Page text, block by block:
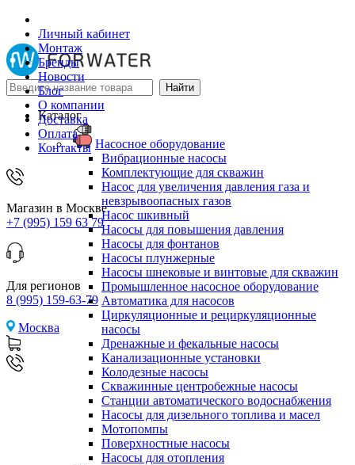
Личный кабинет
Монтаж
Бренды
Новости
Блог
О компании
Доставка
Оплата
Контакты
Магазин в Москве
+7 (995) 159 63 79
Для регионов
8 (995) 159-63-79
Москва
Каталог
Насосное оборудование
Вибрационные насосы
Комплектующие для скважин
Насос для увеличения давления газа и
невзрывоопасных газов
Насос шкивный
Насосы для повышения давления
Насосы для фонтанов
Насосы плунжерные
Насосы шнековые и винтовые для скважин
Промышленное насосное оборудование
Автоматика для насосов
Циркуляционные и рециркуляционные
насосы
Дренажные и фекальные насосы
Канализационные установки
Колодезные насосы
Скважинные центробежные насосы
Станции автоматического водоснабжения
Насосы для дизельного топлива и масел
Мотопомпы
Поверхностные насосы
Насосы для отопления